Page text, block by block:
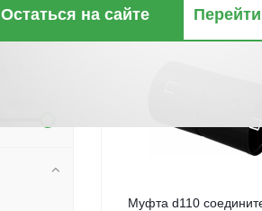
Муфта d110
Остаться на сайте